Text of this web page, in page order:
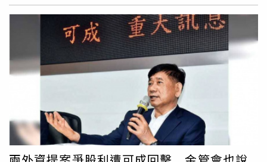
侈品的電器，現在所有的交易都已經課了加值營業稅
（1985年起），再對特定的品項課稅，是違反租稅正義
的，也造成業者花腦筯跟政府鬥法，例如，把電視機的選台
器拿掉，就成了顯示器，不必繳交貨物稅。高思博認為，就
算要把這個稅目留著，品項也應該要與時俱進，但最後一次
的修正檢討是在30幾年前，也因此三不五時就會有立委發現
某個品項不公平，要求修法，而財政部的因應方法，就是每
次針對特定品項進行檢討，不願澈底解決貨物稅的問題。高
思博說，以法律人的觀點來看，課徵稅金不公平是違反民主
法治原則，財政上如果有缺口，就應該隨時代演進開徵新
稅，例如汽機車現在已經不算奢侈品，但因為會造成污染，
絲年齡層偏高的情況下，這樣的設定的確會比較吃香。但由
於橫濱男的因素，讓福原愛的形象大打折扣，即便是闖蕩演
藝圈，也時常遭遇觀眾的抵制。在日本TBS電視台播出的
《全明星感謝祭2023春》曝光之前，就傳出福原愛會以嘉
賓形式付出，但隨即遭到許多日本網友的抵制。而他雖然先
客座副教授，但傳聞他只有進行
一次公開授課。也或許是收入直線下降的因素，根據《女性
自身》報導指出，福原愛在與江宏傑離婚前4個月，曾在東
京斥巨資購買一套面積超過250平方公尺的公寓，當時市值
要價日幣3億元之多。但有記者注意到，從2022年秋季開
始，福原愛與小孩就沒有在這棟豪宅中現身過。就傳出有可